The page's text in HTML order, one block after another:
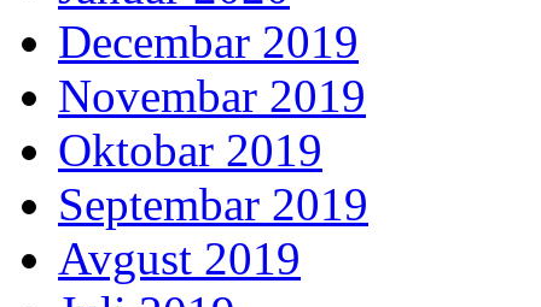
Decembar 2019
Novembar 2019
Oktobar 2019
Septembar 2019
Avgust 2019